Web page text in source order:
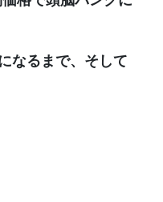
なるまで、そして